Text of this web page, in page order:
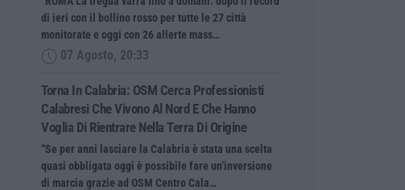
di ieri con il bollino rosso per tutte le 27 città
monitorate e oggi con 26 allerte mass…
07 Agosto, 20:33
Torna In Calabria: OSM Cerca Professionisti
Calabresi Che Vivono Al Nord E Che Hanno
Voglia Di Rientrare Nella Terra Di Origine
“Se per anni lasciare la Calabria è stata una scelta
quasi obbligata oggi è possibile fare un’inversione
di marcia grazie ad OSM Centro Cala…